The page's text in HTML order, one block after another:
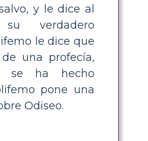
y le dice al
su verdadero
le dice que
una profecía,
se ha hecho
pone una
Odiseo.